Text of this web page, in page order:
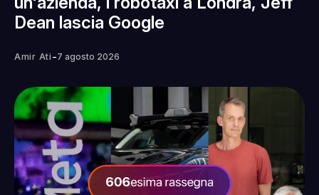
Dean lascia Google
Amir Ati -7 agosto 2026